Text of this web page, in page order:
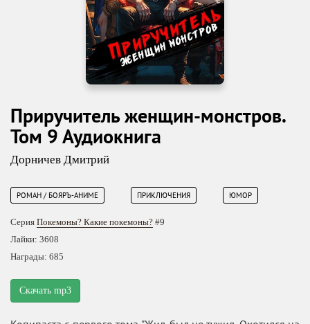
Приручитель женщин-монстров.
Том 9 Аудиокнига
Дорничев Дмитрий
РОМАН / БОЯРЪ-АНИМЕ ПРИКЛЮЧЕНИЯ ЮМОР
Серия Покемоны? Какие покемоны? #9
Лайки: 3608
Награды: 685
Скачать mp3